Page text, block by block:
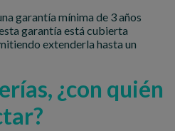
garantía mínima de 3 años
garantía está cubierta
extenderla hasta un
¿con quién